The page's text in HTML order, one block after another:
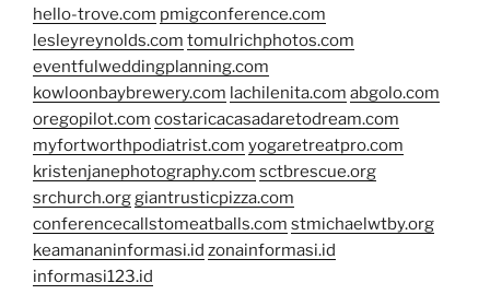
hello-trove.com pmigconference.com
lesleyreynolds.com tomulrichphotos.com
eventfulweddingplanning.com
kowloonbaybrewery.com lachilenita.com abgolo.com
oregopilot.com costaricacasadaretodream.com
myfortworthpodiatrist.com yogaretreatpro.com
kristenjanephotography.com sctbrescue.org
srchurch.orggiantrusticpizza.com
conferencecallstomeatballs.com stmichaelwtby.org
keamananinformasi.id zonainformasi.id
informasi123.id